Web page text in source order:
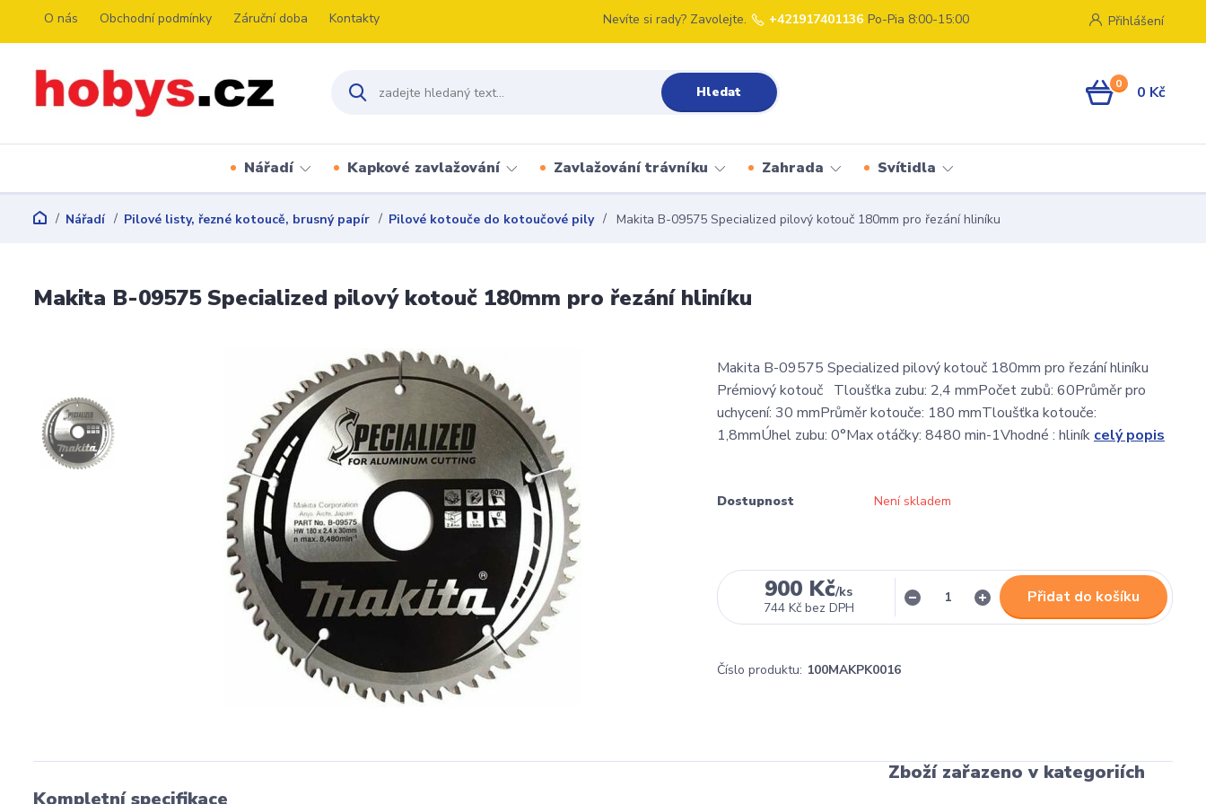
O nás Obchodní podmínky Záruční doba Kontakty Přihlášení
Hledat
Nevíte si rady? Zavolejte. +421917401136 Po-Pia 8:00-15:00
0 0 Kč
Nářadí Kapkové zavlažování Zavlažování trávníku Zahrada Svítidla
Nářadí Pilové listy, řezné kotoucě, brusný papír Pilové kotouče do kotoučové pily Makita B-09575 Specialized pilový kotouč 180mm pro řezání hliníku
Makita B-09575 Specialized pilový kotouč 180mm pro řezání hliníku
Makita B-09575 Specialized pilový kotouč 180mm pro řezání hliníku
Prémiový kotouč Tloušťka zubu: 2,4 mmPočet zubů: 60Průměr pro
uchycení: 30 mmPrůměr kotouče: 180 mmTloušťka kotouče:
1,8mmÚhel zubu: 0°Max otáčky: 8480 min-1Vhodné : hliník celý popis
Dostupnost Není skladem
900 Kč/ks
744 Kč bez DPH
Přidat do košíku
Číslo produktu: 100MAKPK0016
Kompletní specifikace
Zboží zařazeno v kategoriích